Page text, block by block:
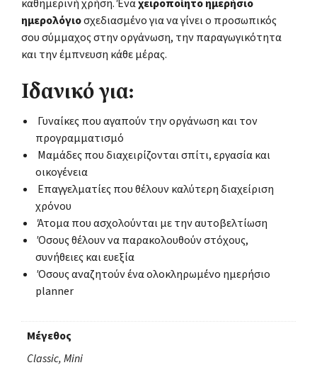
καθημερινή χρήση. Έναχειροποίητο ημερήσιο
ημερολόγιοσχεδιασμένο για να γίνει ο προσωπικός
σου σύμμαχος στην οργάνωση, την παραγωγικότητα
και την έμπνευση κάθε μέρας.
Ιδανικό για:
Γυναίκες που αγαπούν την οργάνωση και τον
προγραμματισμό
Μαμάδες που διαχειρίζονται σπίτι, εργασία και
οικογένεια
Επαγγελματίες που θέλουν καλύτερη διαχείριση
χρόνου
Άτομα που ασχολούνται με την αυτοβελτίωση
Όσους θέλουν να παρακολουθούν στόχους,
συνήθειες και ευεξία
Όσους αναζητούν ένα ολοκληρωμένο ημερήσιο
planner
Μέγεθος
Classic, Mini